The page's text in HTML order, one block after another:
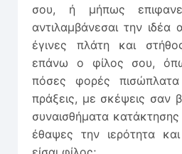
σου, ή μήπως
αντιλαμβάνεσαι την
έγινες πλάτη και
επάνω ο φίλος σου,
πόσες φορές
πράξεις, με σκέψεις σαν
συναισθήματα
έθαψες την ιερότητα